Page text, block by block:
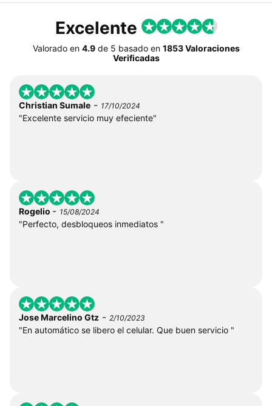
Excelente
Valorado en 4.9de 5 basado en 1853 Valoraciones
Verificadas
Christian Sumale - 17/10/2024
"Excelente servicio muy efeciente"
Rogelio - 15/08/2024
"Perfecto, desbloqueos inmediatos "
Jose Marcelino Gtz - 2/10/2023
"En automático se libero el celular. Que buen servicio "